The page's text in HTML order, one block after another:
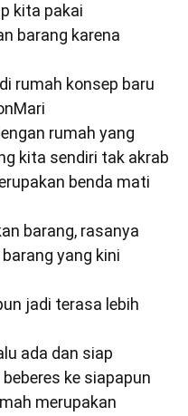
kita pakai
barang karena
rumah konsep baru
rumah yang
kita sendiri tak akrab
benda mati
barang, rasanya
yang kini
jadi terasa lebih
ada dan siap
ke siapapun
merupakan